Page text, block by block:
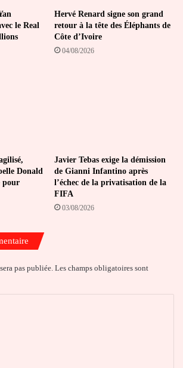
le Real
Hervé Renard signe son grand
retour à la tête des Éléphants de
Côte d’Ivoire
04/08/2026
Donald
pour
Javier Tebas exige la démission
de Gianni Infantino après
l’échec de la privatisation de la
FIFA
03/08/2026
pas publiée. Les champs obligatoires sont